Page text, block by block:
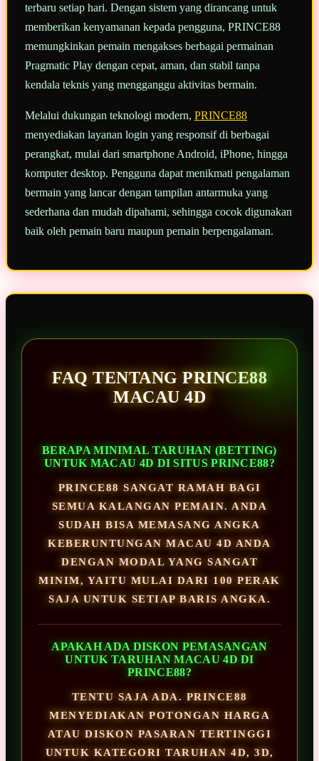
terbaru setiap hari. Dengan sistem yang dirancang untuk
memberikan kenyamanan kepada pengguna, PRINCE88
memungkinkan pemain mengakses berbagai permainan
Pragmatic Play dengan cepat, aman, dan stabil tanpa
kendala teknis yang mengganggu aktivitas bermain.
Melalui dukungan teknologi modern, PRINCE88
menyediakan layanan login yang responsif di berbagai
perangkat, mulai dari smartphone Android, iPhone, hingga
komputer desktop. Pengguna dapat menikmati pengalaman
bermain yang lancar dengan tampilan antarmuka yang
sederhana dan mudah dipahami, sehingga cocok digunakan
baik oleh pemain baru maupun pemain berpengalaman.
FAQ TENTANG PRINCE88
MACAU 4D
BERAPA MINIMAL TARUHAN (BETTING)
UNTUK MACAU 4D DI SITUS PRINCE88?
PRINCE88 SANGAT RAMAH BAGI
SEMUA KALANGAN PEMAIN. ANDA
SUDAH BISA MEMASANG ANGKA
KEBERUNTUNGAN MACAU 4D ANDA
DENGAN MODAL YANG SANGAT
MINIM, YAITU MULAI DARI 100 PERAK
SAJA UNTUK SETIAP BARIS ANGKA.
APAKAH ADA DISKON PEMASANGAN
UNTUK TARUHAN MACAU 4D DI
PRINCE88?
TENTU SAJA ADA. PRINCE88
MENYEDIAKAN POTONGAN HARGA
ATAU DISKON PASARAN TERTINGGI
UNTUK KATEGORI TARUHAN 4D, 3D,